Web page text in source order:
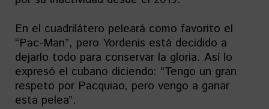
En el cuadrilátero peleará como favorito el
“Pac-Man”, pero Yordenis está decidido a
dejarlo todo para conservar la gloria. Así lo
expresó el cubano diciendo: “Tengo un gran
respeto por Pacquiao, pero vengo a ganar
esta pelea”.